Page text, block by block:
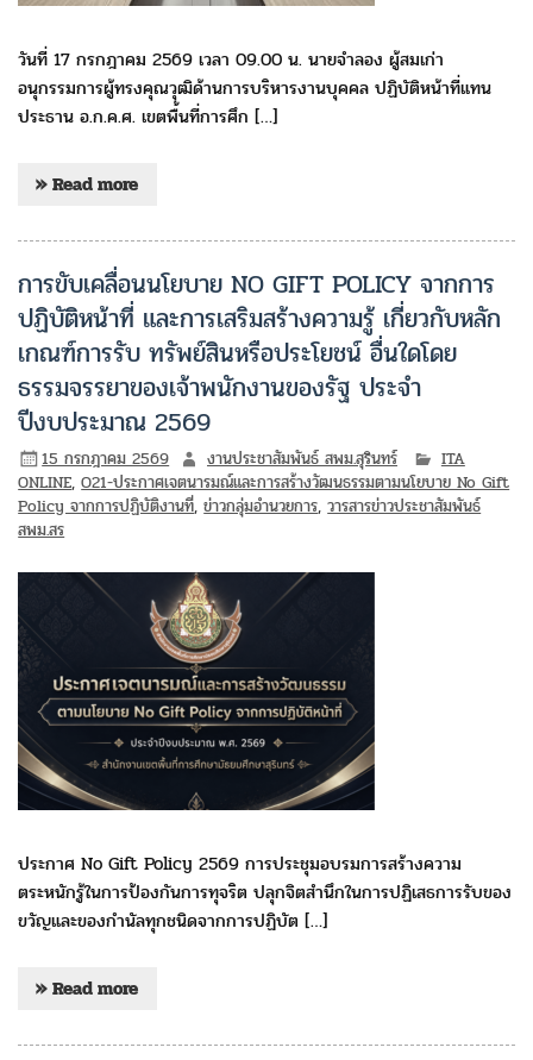
วันที่ 17 กรกฎาคม 2569 เวลา 09.00 น. นายจำลอง ผู้สมเก่า
อนุกรรมการผู้ทรงคุณวุฒิด้านการบริหารงานบุคคล ปฏิบัติหน้าที่แทน
ประธาน อ.ก.ค.ศ. เขตพื้นที่การศึก […]
» Read more
การขับเคลื่อนนโยบาย NO GIFT POLICY จากการ
ปฏิบัติหน้าที่ และการเสริมสร้างความรู้ เกี่ยวกับหลัก
เกณฑ์การรับ ทรัพย์สินหรือประโยชน์ อื่นใดโดย
ธรรมจรรยาของเจ้าพนักงานของรัฐ ประจำ
ปีงบประมาณ 2569
15 กรกฎาคม 2569 งานประชาสัมพันธ์ สพม.สุรินทร์
ITA
ONLINE,O21-ประกาศเจตนารมณ์และการสร้างวัฒนธรรมตามนโยบาย No Gift
Policy จากการปฏิบัติงานที่,ข่าวกลุ่มอำนวยการ,วารสารข่าวประชาสัมพันธ์
สพม.สร
ประกาศ No Gift Policy 2569 การประชุมอบรมการสร้างความ
ตระหนักรู้ในการป้องกันการทุจริต ปลุกจิตสำนึกในการปฏิเสธการรับของ
ขวัญและของกำนัลทุกชนิดจากการปฏิบัต […]
» Read more